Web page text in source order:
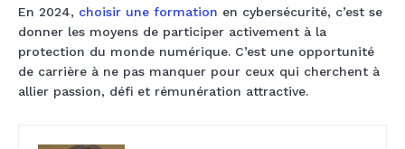
En 2024, choisir une formation en cybersécurité, c’est se
donner les moyens de participer activement à la
protection du monde numérique. C’est une opportunité
de carrière à ne pas manquer pour ceux qui cherchent à
allier passion, défi et rémunération attractive.